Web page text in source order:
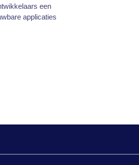
een
applicaties